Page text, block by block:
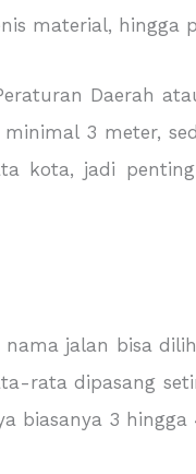
material,
Daerah
3 meter,
kota, jadi
jalan bisa
rata dipasang
biasanya 3